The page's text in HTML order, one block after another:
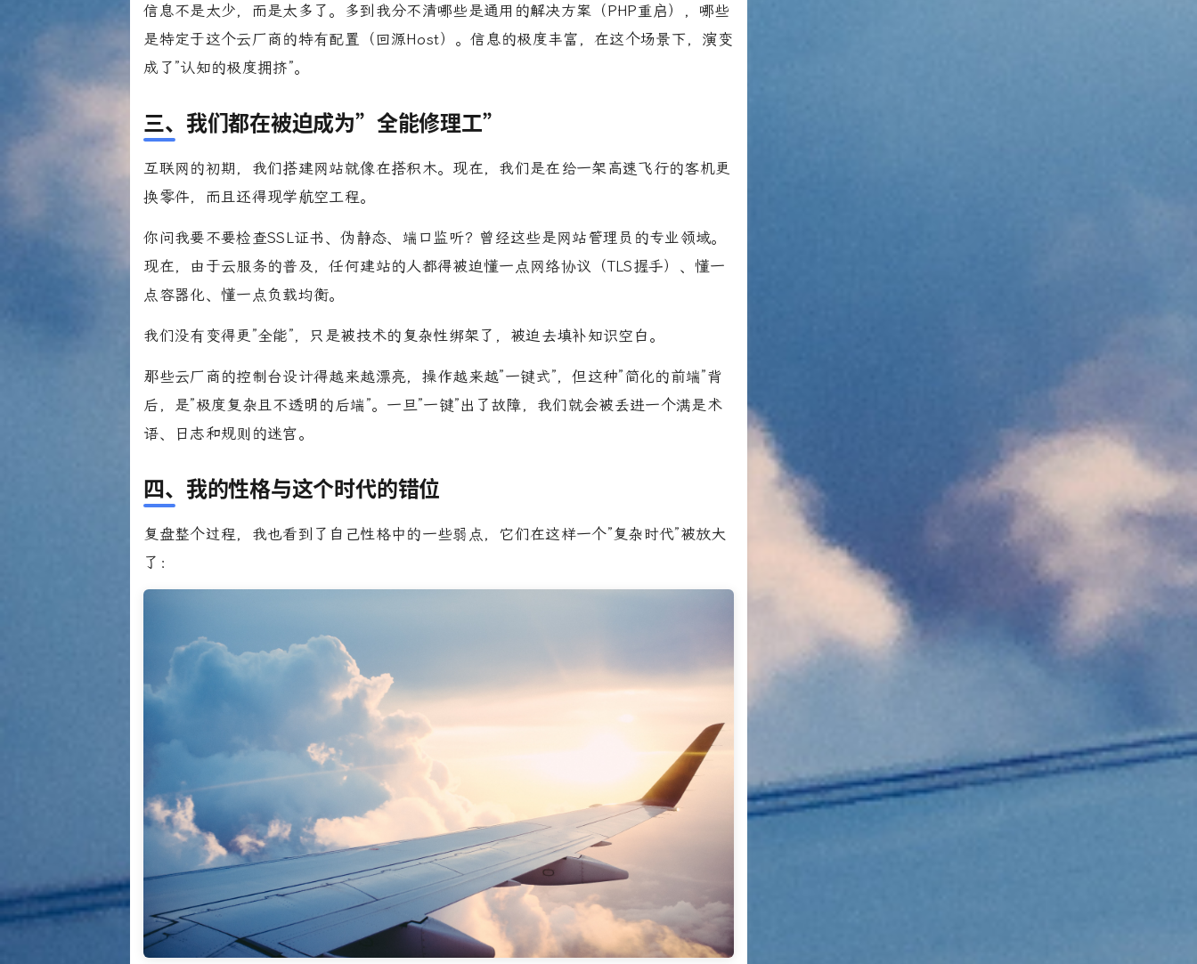
信息不是太少，而是太多了。多到我分不清哪些是通用的解决方案（PHP重启），哪些
是特定于这个云厂商的特有配置（回源Host）。信息的极度丰富，在这个场景下，演变
成了”认知的极度拥挤”。
三、我们都在被迫成为”全能修理工”
互联网的初期，我们搭建网站就像在搭积木。现在，我们是在给一架高速飞行的客机更
换零件，而且还得现学航空工程。
你问我要不要检查SSL证书、伪静态、端口监听？曾经这些是网站管理员的专业领域。
现在，由于云服务的普及，任何建站的人都得被迫懂一点网络协议（TLS握手）、懂一
点容器化、懂一点负载均衡。
我们没有变得更”全能”，只是被技术的复杂性绑架了，被迫去填补知识空白。
那些云厂商的控制台设计得越来越漂亮，操作越来越”一键式”，但这种”简化的前端”背
后，是”极度复杂且不透明的后端”。一旦”一键”出了故障，我们就会被丢进一个满是术
语、日志和规则的迷宫。
四、我的性格与这个时代的错位
复盘整个过程，我也看到了自己性格中的一些弱点，它们在这样一个”复杂时代”被放大
了：